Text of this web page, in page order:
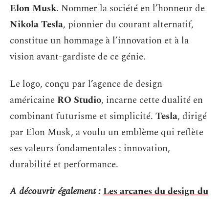
Elon Musk. Nommer la société en l’honneur de
Nikola Tesla, pionnier du courant alternatif,
constitue un hommage à l’innovation et à la
vision avant-gardiste de ce génie.
Le logo, conçu par l’agence de design
américaine RO Studio, incarne cette dualité en
combinant futurisme et simplicité. Tesla, dirigé
par Elon Musk, a voulu un emblème qui reflète
ses valeurs fondamentales : innovation,
durabilité et performance.
A découvrir également :Les arcanes du design du